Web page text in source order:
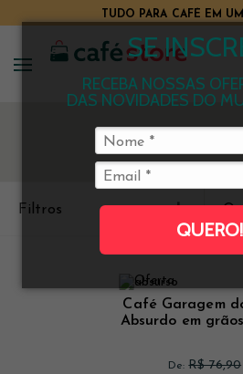
SE
RECEBA NOSSAS
DAS NOVIDADES DO
QUERO!
TUDO PARA CAFÉ EM
Filtros
Café Garagem
Absurdo em
De:R$ 76,90